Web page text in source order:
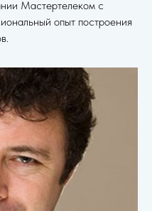
Мастертелеком с
опыт построения